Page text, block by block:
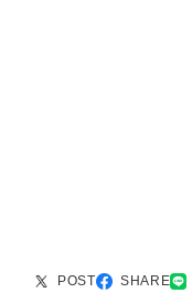
POST SHARE